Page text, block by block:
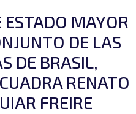
ESTADO MAYOR
DE LAS
DE BRASIL,
RENATO
FREIRE